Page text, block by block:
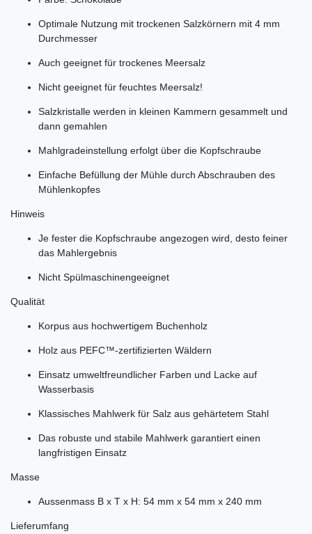
Optimale Nutzung mit trockenen Salzkörnern mit 4 mm
Durchmesser
Auch geeignet für trockenes Meersalz
Nicht geeignet für feuchtes Meersalz!
Salzkristalle werden in kleinen Kammern gesammelt und
dann gemahlen
Mahlgradeinstellung erfolgt über die Kopfschraube
Einfache Befüllung der Mühle durch Abschrauben des
Mühlenkopfes
Hinweis
Je fester die Kopfschraube angezogen wird, desto feiner
das Mahlergebnis
Nicht Spülmaschinengeeignet
Qualität
Korpus aus hochwertigem Buchenholz
Holz aus PEFC™-zertifizierten Wäldern
Einsatz umweltfreundlicher Farben und Lacke auf
Wasserbasis
Klassisches Mahlwerk für Salz aus gehärtetem Stahl
Das robuste und stabile Mahlwerk garantiert einen
langfristigen Einsatz
Masse
Aussenmass B x T x H: 54 mm x 54 mm x 240 mm
Lieferumfang